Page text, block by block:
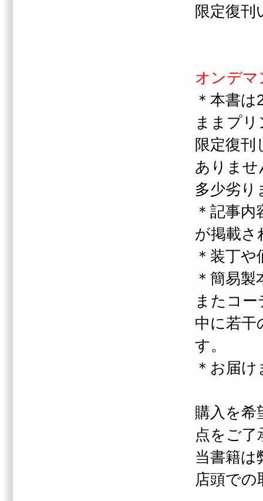
限定復刊
オンデマ
＊本書
ままプ
限定復
ありませ
多少劣り
＊記事
が掲載さ
＊装丁
＊簡易
またコ
中に若干
す。
＊お届
購入を希
点をご
当書籍は
店頭で